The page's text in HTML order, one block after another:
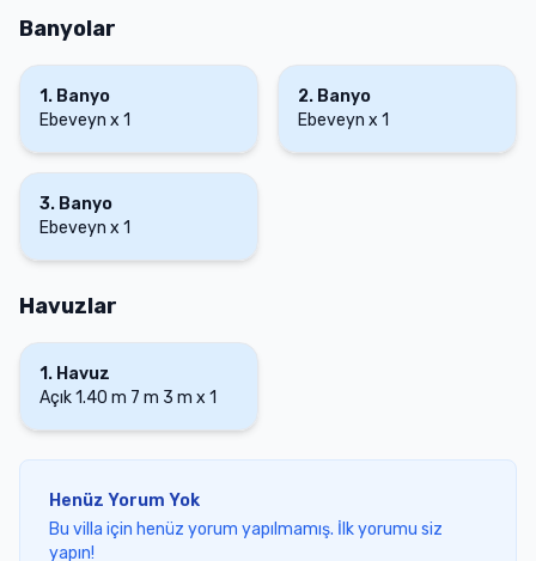
Banyolar
1 . Banyo
Ebeveyn x 1
2. Banyo
Ebeveyn x 1
3. Banyo
Ebeveyn x 1
Havuzlar
1 . Havuz
Açık1.40 m 7 m 3 m x 1
Henüz Yorum Yok
Bu villa için henüz yorum yapılmamış. İlk yorumu siz
yapın!